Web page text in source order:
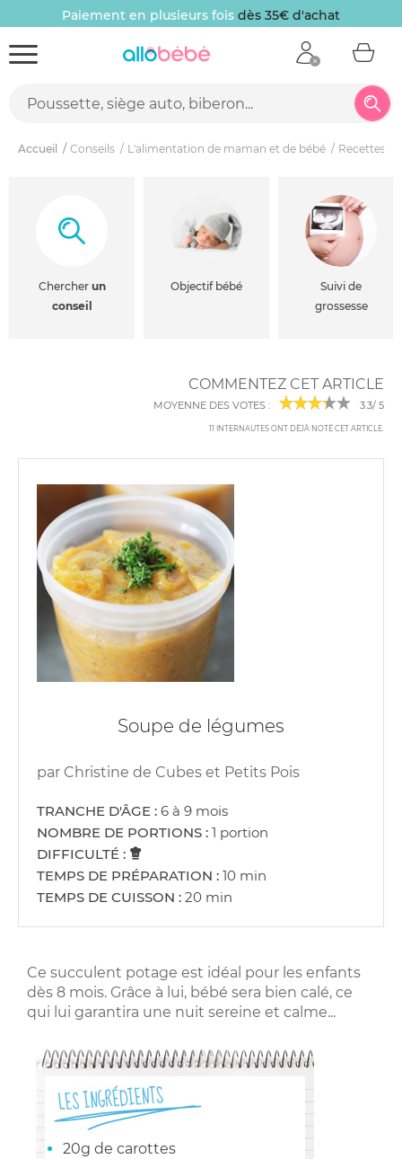
Paiement en plusieurs fois dès 35€ d'achat
Accueil Conseils L'alimentation de maman et de bébé Recettes
Chercher un
conseil
Objectif bébé
Suivi de
grossesse
COMMENTEZ CET ARTICLE
MOYENNE DES VOTES : 3.3/ 5
11 INTERNAUTES ONT DÉJÀ NOTÉ CET ARTICLE.
Soupe de légumes
par Christine de Cubes et Petits Pois
TRANCHE D'ÂGE : 6 à 9 mois
NOMBRE DE PORTIONS : 1 portion
DIFFICULTÉ :
TEMPS DE PRÉPARATION : 10 min
TEMPS DE CUISSON : 20 min
Ce succulent potage est idéal pour les enfants
dès 8 mois. Grâce à lui, bébé sera bien calé, ce
qui lui garantira une nuit sereine et calme...
20g de carottes